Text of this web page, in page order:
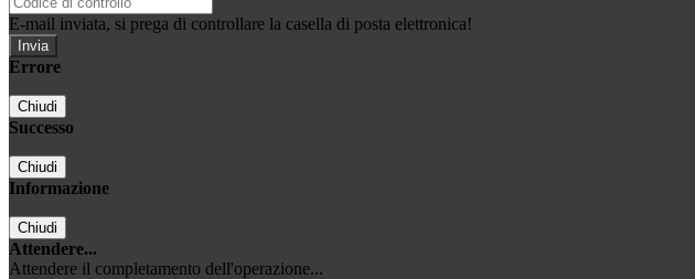
E-mail inviata, si prega di controllare la casella di posta elettronica!
Errore
Chiudi
Successo
Chiudi
Informazione
Chiudi
Attendere...
Attendere il completamento dell'operazione...